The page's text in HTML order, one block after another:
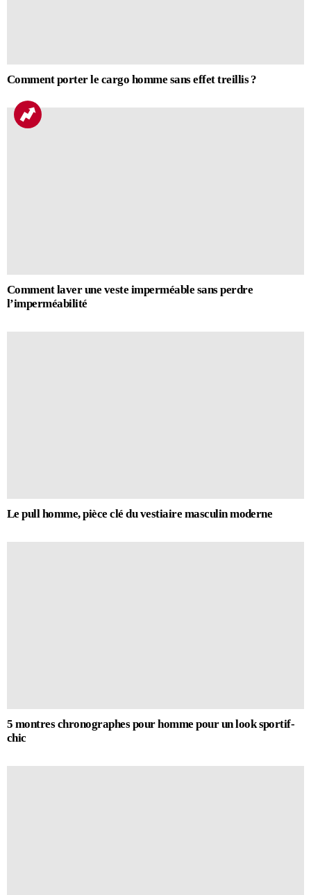
Comment porter le cargo homme sans effet treillis ?
Comment laver une veste imperméable sans perdre
l’imperméabilité
Le pull homme, pièce clé du vestiaire masculin moderne
5 montres chronographes pour homme pour un look sportif-
chic